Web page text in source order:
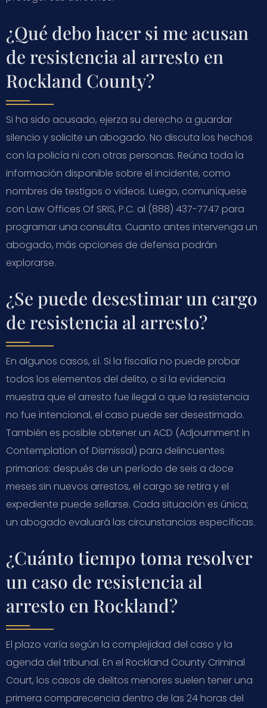
¿Qué debo hacer si me acusan
de resistencia al arresto en
Rockland County?
Si ha sido acusado, ejerza su derecho a guardar
silencio y solicite un abogado. No discuta los hechos
con la policía ni con otras personas. Reúna toda la
información disponible sobre el incidente, como
nombres de testigos o videos. Luego, comuníquese
con Law Offices Of SRIS, P.C. al (888) 437-7747 para
programar una consulta. Cuanto antes intervenga un
abogado, más opciones de defensa podrán
explorarse.
¿Se puede desestimar un cargo
de resistencia al arresto?
En algunos casos, sí. Si la fiscalía no puede probar
todos los elementos del delito, o si la evidencia
muestra que el arresto fue ilegal o que la resistencia
no fue intencional, el caso puede ser desestimado.
También es posible obtener un ACD (Adjournment in
Contemplation of Dismissal) para delincuentes
primarios: después de un período de seis a doce
meses sin nuevos arrestos, el cargo se retira y el
expediente puede sellarse. Cada situación es única;
un abogado evaluará las circunstancias específicas.
¿Cuánto tiempo toma resolver
un caso de resistencia al
arresto en Rockland?
El plazo varía según la complejidad del caso y la
agenda del tribunal. En el Rockland County Criminal
Court, los casos de delitos menores suelen tener una
primera comparecencia dentro de las 24 horas del